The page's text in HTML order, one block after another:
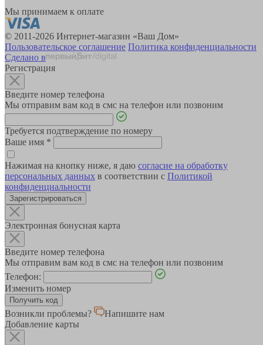
Мы принимаем к оплате
© 2011-2026 Интернет-магазин «Ваш Дом»
Пользовательское соглашение Политика конфиденциальности
Сделано в
Регистрация
Введите номер телефона
Мы отправим вам код в смс на телефон или позвоним
Требуется подтверждение по номеру
Ваше имя *
Нажимая на кнопку ниже, я даю согласие на обработку
персональных данных в соответствии с Политикой
конфиденциальности
Зарегистрироваться
Электронная бонусная карта
Введите номер телефона
Мы отправим вам код в смс на телефон или позвоним
Телефон:
Изменить номер
Возникли проблемы?
Напишите нам
Добавление карты